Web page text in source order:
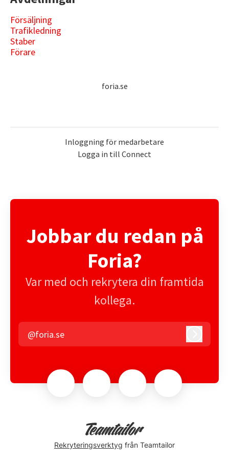
Försäljning
Trafikledning
Staber
Förare
foria.se
Inloggning för medarbetare
Logga in till Connect
Jobbar du redan på
Foria?
Var med och rekrytera din framtida
kollega.
@foria.se
Rekryteringsverktyg från Teamtailor